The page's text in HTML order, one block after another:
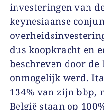
investeringen van
keynesiaanse
dus koopkracht en
beschreven door de
onmogelijk werd.
134% van zijn bbp,
België staan op